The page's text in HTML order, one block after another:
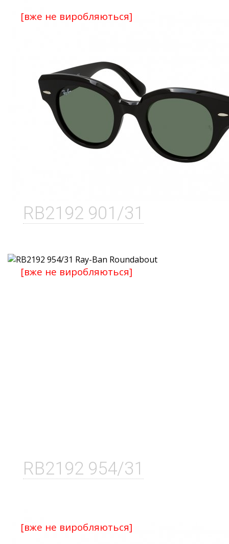
RB2192 901/31
[вже не виробляються]
RB2192 954/31
[вже не виробляються]
[вже не виробляються]